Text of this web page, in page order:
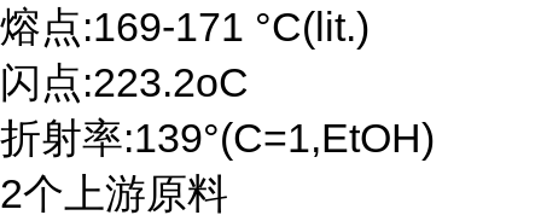
熔点:169-171 °C(lit.)
闪点:223.2oC
折射率:139°(C=1,EtOH)
2个上游原料